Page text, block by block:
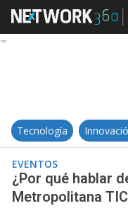
Tecnología
EVENTOS
¿Por qué hablar
Metropolitana